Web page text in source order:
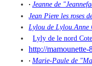
· Jeanne de
Jean Piere les roses
Lylou de Lylou.Anne
Lyly de le nord
http://
· Marie-Paule de